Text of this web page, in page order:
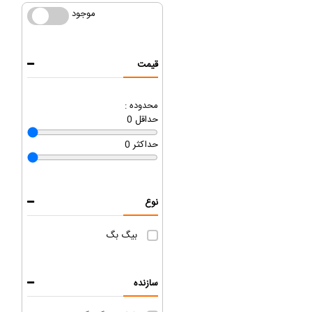
موجود موجود
قیمت
محدوده :
0 حداقل
0 حداکثر
نوع
بیگ بگ
سازنده